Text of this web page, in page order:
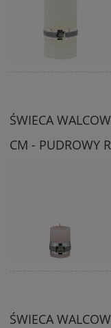
ŚWIECA
CM - PUDROWY
ŚWIECA